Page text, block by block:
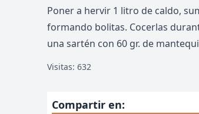
Poner a hervir 1 litro de caldo,
formando bolitas. Cocerlas
una sartén con 60 gr. de
Visitas: 632
Compartir en: